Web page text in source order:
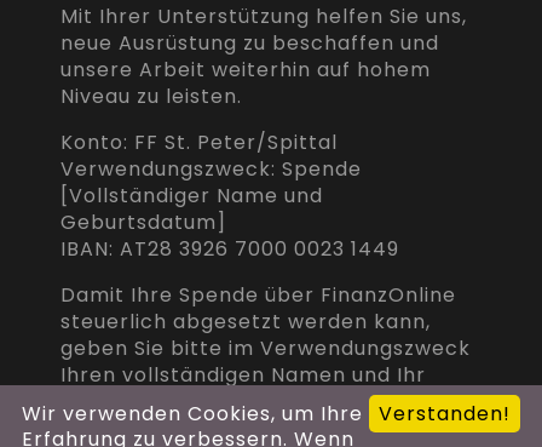
Mit Ihrer Unterstützung helfen Sie uns,
neue Ausrüstung zu beschaffen und
unsere Arbeit weiterhin auf hohem
Niveau zu leisten.
Konto: FF St. Peter/Spittal
Verwendungszweck: Spende
[Vollständiger Name und
Geburtsdatum]
IBAN: AT28 3926 7000 0023 1449
Damit Ihre Spende über FinanzOnline
steuerlich abgesetzt werden kann,
geben Sie bitte im Verwendungszweck
Ihren vollständigen Namen und Ihr
Geburtsdatum an.
Verstanden!
Wir verwenden Cookies, um Ihre
Erfahrung zu verbessern. Wenn